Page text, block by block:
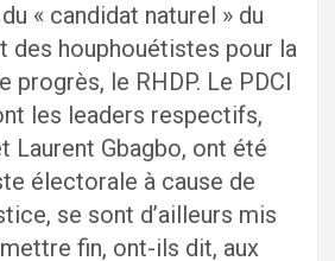
« candidat naturel » du
des houphouétistes pour la
progrès, le RHDP. Le PDCI
les leaders respectifs,
Laurent Gbagbo, ont été
électorale à cause de
se sont d’ailleurs mis
fin, ont-ils dit, aux